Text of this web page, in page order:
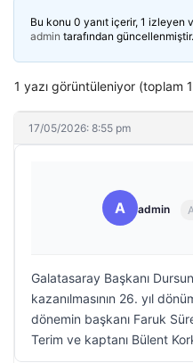
Bu konu 0 yanıt içerir, 1 izleyen
admin tarafından güncellenmiştir.
1 yazı görüntüleniyor (toplam
17/05/2026: 8:55 pm
A admin
Galatasaray Başkanı
kazanılmasının 26. yıl
dönemin başkanı Faruk
Terim ve kaptanı Bülent